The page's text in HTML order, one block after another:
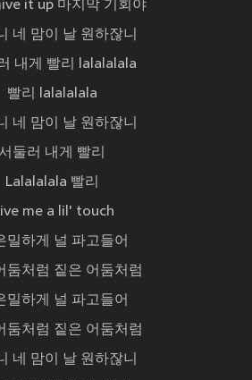
it up 마지막 기회야
네 맘이 날 원하잖니
내게 빨리 lalalalala
빨리 lalalalala
네 맘이 날 원하잖니
서둘러 내게 빨리
Lalalalala 빨리
me a lil' touch
밀하게 널 파고들어
둠처럼 짙은 어둠처럼
밀하게 널 파고들어
둠처럼 짙은 어둠처럼
네 맘이 날 원하잖니